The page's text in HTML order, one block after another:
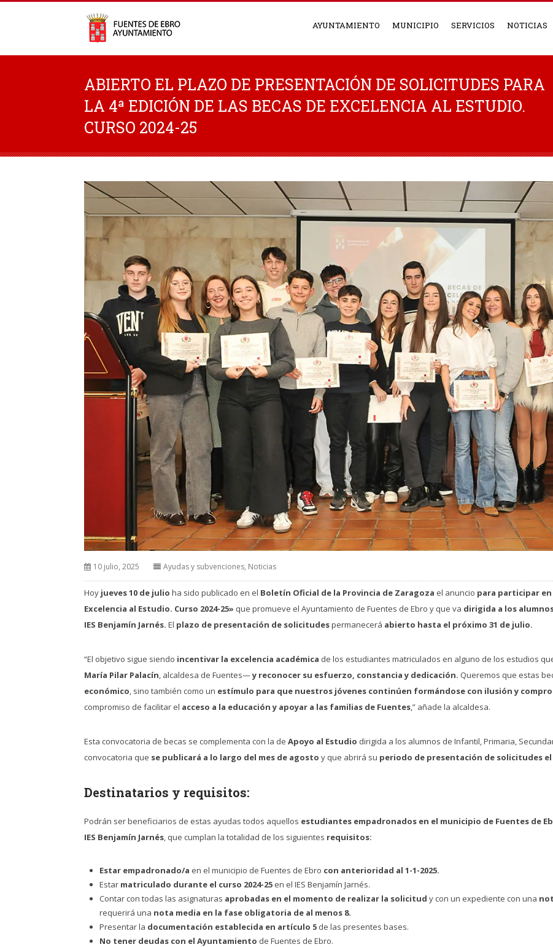
AYUNTAMIENTO MUNICIPIO SERVICIOS NOTICIAS
ABIERTO EL PLAZO DE PRESENTACIÓN DE SOLICITUDES PARA
LA 4ª EDICIÓN DE LAS BECAS DE EXCELENCIA AL ESTUDIO.
CURSO 2024-25
10 julio, 2025 Ayudas y subvenciones, Noticias
Hoy jueves 10 de julio ha sido publicado en el Boletín Oficial de la Provincia de Zaragoza el anuncio para participar en
Excelencia al Estudio. Curso 2024-25» que promueve el Ayuntamiento de Fuentes de Ebro y que va dirigida a los
IES Benjamín Jarnés. El plazo de presentación de solicitudespermanecerá abierto hasta el próximo 31 de julio.
“El objetivo sigue siendo incentivar la excelencia académica de los estudiantes matriculados en alguno de los estudios
María Pilar Palacín, alcaldesa de Fuentes—y reconocer su esfuerzo, constancia y dedicación. Queremos que estas
económico, sino también como un estímulo para que nuestros jóvenes continúen formándose con ilusión y
compromiso de facilitar el acceso a la educación y apoyar a las familias de Fuentes,” añade la alcaldesa.
Esta convocatoria de becas se complementa con la de Apoyo al Estudio dirigida a los alumnos de Infantil, Primaria,
convocatoria que se publicará a lo largo del mes de agosto y que abrirá su periodo de presentación de solicitudes el
Destinatarios y requisitos:
Podrán ser beneficiarios de estas ayudas todos aquellos estudiantes empadronados en el municipio de Fuentes de
IES Benjamín Jarnés, que cumplan la totalidad de los siguientes requisitos:
Estar empadronado/a en el municipio de Fuentes de Ebro con anterioridad al 1-1-2025.
Estar matriculado durante el curso 2024-25 en el IES Benjamín Jarnés.
Contar con todas las asignaturas aprobadas en el momento de realizar la solicitud y con un expediente con una
requerirá una nota media en la fase obligatoria de al menos 8.
Presentar la documentación establecida en artículo 5 de las presentes bases.
No tener deudas con el Ayuntamiento de Fuentes de Ebro.